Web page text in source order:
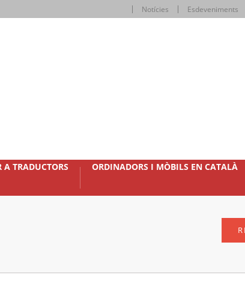
Notícies Esdeveniments
A TRADUCTORS ORDINADORS I MÒBILS EN CATALÀ